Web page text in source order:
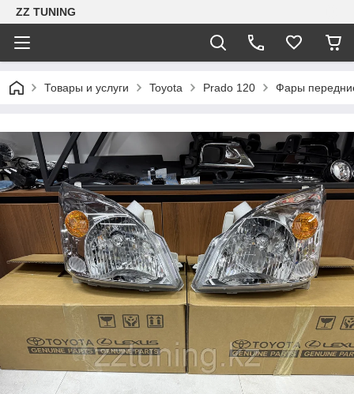
ZZ TUNING
Товары и услуги Toyota Prado 120 Фары